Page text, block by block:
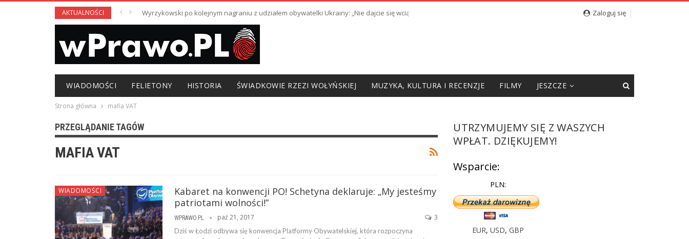
AKTUALNOŚCI Wyrzykowski po kolejnym nagraniu z udziałem obywatelki Ukrainy: „Nie dajcie się wciągnąć w prowokację” Zaloguj się
WIADOMOŚCI FELIETONY HISTORIA ŚWIADKOWIE RZEZI WOŁYŃSKIEJ MUZYKA, KULTURA I RECENZJE FILMY JESZCZE
Strona główna mafia VAT
PRZEGLĄDANIE TAGÓW
MAFIA VAT
WIADOMOŚCI
Kabaret na konwencji PO! Schetyna deklaruje: „My jesteśmy
patriotami wolności!”
WPRAWO.PL paź 21, 2017 3
Dziś w Łodzi odbywa się konwencja Platformy Obywatelskiej, która rozpoczyna
UTRZYMUJEMY SIĘ Z WASZYCH
WPŁAT. DZIĘKUJEMY!
Wsparcie:
PLN:
EUR,USD,GBP